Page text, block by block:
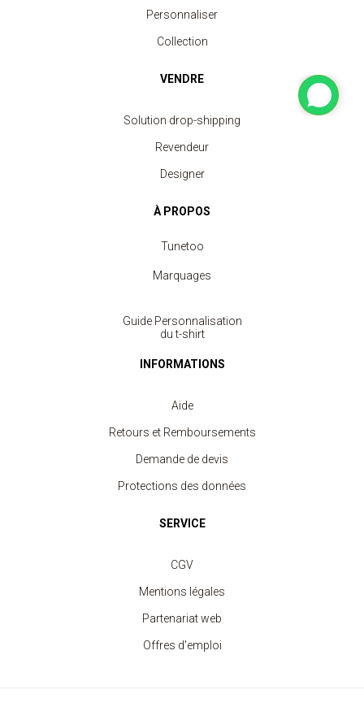
Personnaliser
Collection
VENDRE
Solution drop-shipping
Revendeur
Designer
À PROPOS
Tunetoo
Marquages
Guide Personnalisation
du t-shirt
INFORMATIONS
Aide
Retours et Remboursements
Demande de devis
Protections des données
SERVICE
CGV
Mentions légales
Partenariat web
Offres d'emploi